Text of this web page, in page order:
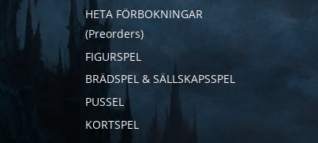
HETA FÖRBOKNINGAR
(Preorders)
FIGURSPEL
BRÄDSPEL & SÄLLSKAPSSPEL
PUSSEL
KORTSPEL